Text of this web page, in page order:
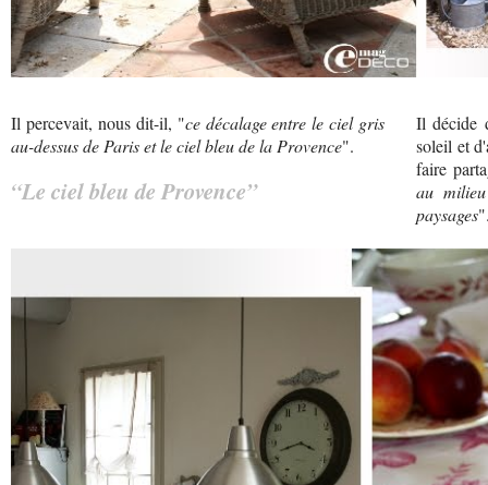
Il percevait, nous dit-il, "ce décalage entre le ciel gris
au-dessus de Paris et le ciel bleu de la Provence".
“Le ciel bleu de Provence”
Il décide
soleil et
faire
au
paysages